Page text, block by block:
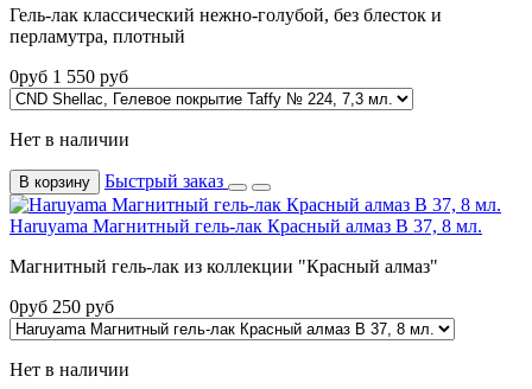
Гель-лак классический нежно-голубой, без блесток и
перламутра, плотный
0руб 1 550 руб
Нет в наличии
В корзину Быстрый заказ
Haruyama Магнитный гель-лак Красный алмаз B 37, 8 мл.
Магнитный гель-лак из коллекции "Красный алмаз"
0руб 250 руб
Нет в наличии